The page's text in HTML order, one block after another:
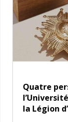
Quatre
la Légion